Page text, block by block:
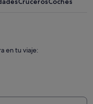
en tu viaje: